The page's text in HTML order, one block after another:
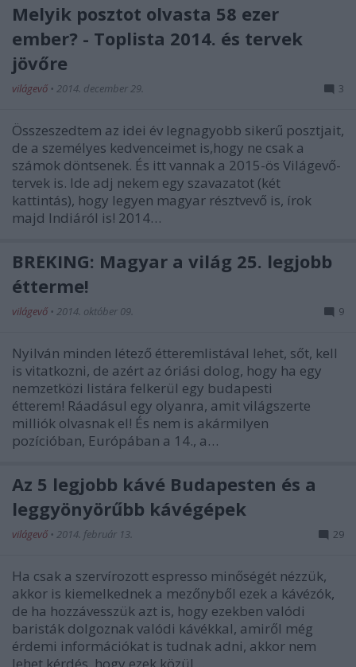
Melyik posztot olvasta 58 ezer
ember? - Toplista 2014. és tervek
jövőre
világevő • 2014. december 29. 3
Összeszedtem az idei év legnagyobb sikerű posztjait,
de a személyes kedvenceimet is,hogy ne csak a
számok döntsenek. És itt vannak a 2015-ös Világevő-
tervek is. Ide adj nekem egy szavazatot (két
kattintás), hogy legyen magyar résztvevő is, írok
majd Indiáról is! 2014…
BRÉKING: Magyar a világ 25. legjobb
étterme!
világevő • 2014. október 09. 9
Nyilván minden létező étteremlistával lehet, sőt, kell
is vitatkozni, de azért az óriási dolog, hogy ha egy
nemzetközi listára felkerül egy budapesti
étterem! Ráadásul egy olyanra, amit világszerte
milliók olvasnak el! És nem is akármilyen
pozícióban, Európában a 14., a…
Az 5 legjobb kávé Budapesten és a
leggyönyörűbb kávégépek
világevő • 2014. február 13. 29
Ha csak a szervírozott espresso minőségét nézzük,
akkor is kiemelkednek a mezőnyből ezek a kávézók,
de ha hozzávesszük azt is, hogy ezekben valódi
baristák dolgoznak valódi kávékkal, amiről még
érdemi információkat is tudnak adni, akkor nem
lehet kérdés, hogy ezek közül…